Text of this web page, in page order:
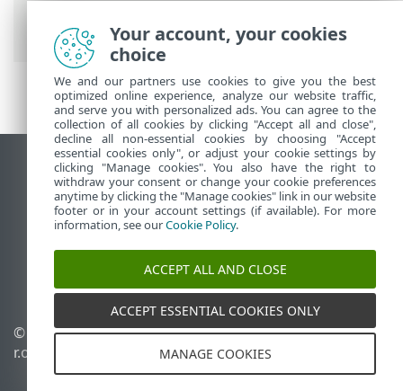
ESET HOME введение
Использовать сайт для ПК
End of Life
База знаний ESET
ESET Status Portal
Региональная поддержка
© 1992 - 2026 ESET, spol. s
r.o. - Все права защищены.
Управлять файлами
Политика в отношении
Your account, your cookies
choice
We and our partners use cookies to give you the best
optimized online experience, analyze our website traffic,
and serve you with personalized ads. You can agree to the
collection of all cookies by clicking "Accept all and close",
decline all non-essential cookies by choosing "Accept
essential cookies only", or adjust your cookie settings by
clicking "Manage cookies". You also have the right to
withdraw your consent or change your cookie preferences
anytime by clicking the "Manage cookies" link in our website
footer or in your account settings (if available). For more
information, see ourCookie Policy.
ACCEPT ALL AND CLOSE
ACCEPT ESSENTIAL COOKIES ONLY
MANAGE COOKIES